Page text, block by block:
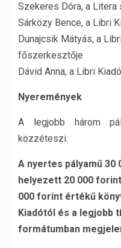
Szekeres Dóra, a
Sárközy Bence, a Libri
Dunajcsik Mátyás, a
főszerkesztője
Dávid Anna, a Libri
Nyeremények
A legjobb három
közzéteszi.
A nyertes pályamű
helyezett 20 000
000 forint értékű
Kiadótól és a legjobb
formátumban